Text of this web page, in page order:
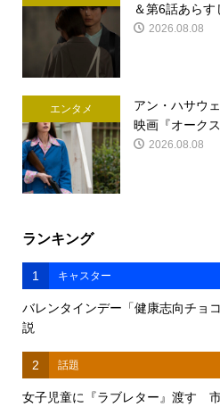
＆第6話あら
2026.08.08
エンタメ
アン・ハサウ
映画『オーク
2026.08.08
ランキング
1 キャスター
バレンタインデー「健康志向チョ
説
2 話題
女子児童に『ラブレター』渡す